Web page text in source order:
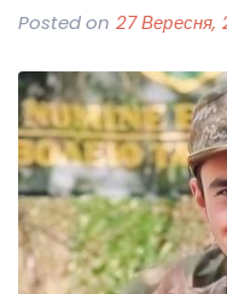
Posted on 27 Вересня,